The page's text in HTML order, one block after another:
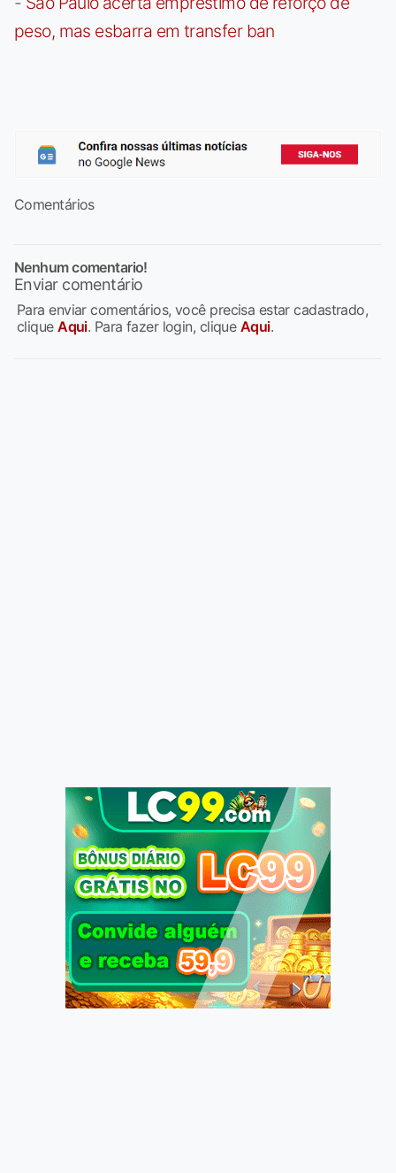
peso, mas esbarra em transfer ban
Comentários
Nenhum comentario!
Enviar comentário
Para enviar comentários, você precisa estar cadastrado,
cliqueAqui. Para fazer login, clique Aqui.